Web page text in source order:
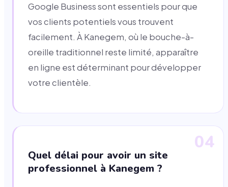
Google Business sont essentiels pour que
vos clients potentiels vous trouvent
facilement. À Kanegem, où le bouche-à-
oreille traditionnel reste limité, apparaître
en ligne est déterminant pour développer
votre clientèle.
04
Quel délai pour avoir un site
professionnel à Kanegem ?